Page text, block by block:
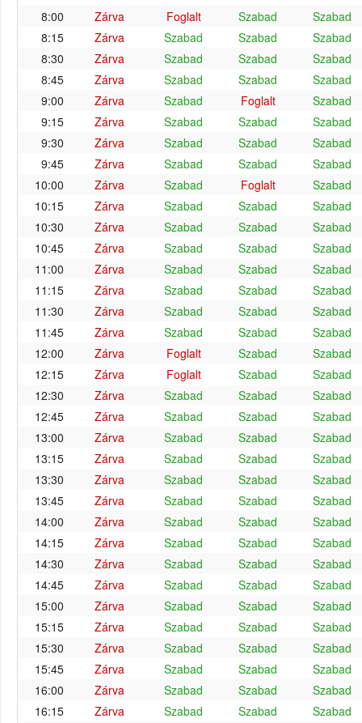
8:00
Zárva Foglalt Szabad
Szabad
8:15
Zárva Szabad Szabad
Szabad
8:30
Zárva Szabad Szabad
Szabad
8:45
Zárva Szabad Szabad
Szabad
9:00
Zárva Szabad Foglalt
Szabad
9:15
Zárva Szabad Szabad
Szabad
9:30
Zárva Szabad Szabad
Szabad
9:45
Zárva Szabad Szabad
Szabad
10:00
Zárva Szabad Foglalt
Szabad
10:15
Zárva Szabad Szabad
Szabad
10:30
Zárva Szabad Szabad
Szabad
10:45
Zárva Szabad Szabad
Szabad
11:00
Zárva Szabad Szabad
Szabad
11:15
Zárva Szabad Szabad
Szabad
11:30
Zárva Szabad Szabad
Szabad
11:45
Zárva Szabad Szabad
Szabad
12:00
Zárva Foglalt Szabad
Szabad
12:15
Zárva Foglalt Szabad
Szabad
12:30
Zárva Szabad Szabad
Szabad
12:45
Zárva Szabad Szabad
Szabad
13:00
Zárva Szabad Szabad
Szabad
13:15
Zárva Szabad Szabad
Szabad
13:30
Zárva Szabad Szabad
Szabad
13:45
Zárva Szabad Szabad
Szabad
14:00
Zárva Szabad Szabad
Szabad
14:15
Zárva Szabad Szabad
Szabad
14:30
Zárva Szabad Szabad
Szabad
14:45
Zárva Szabad Szabad
Szabad
15:00
Zárva Szabad Szabad
Szabad
15:15
Zárva Szabad Szabad
Szabad
15:30
Zárva Szabad Szabad
Szabad
15:45
Zárva Szabad Szabad
Szabad
16:00
Zárva Szabad Szabad
Szabad
16:15
Zárva Szabad Szabad
Szabad